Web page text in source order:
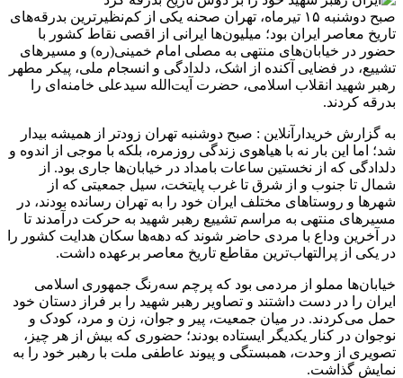
صبح دوشنبه ۱۵ تیرماه، تهران صحنه یکی از کم‌نظیرترین بدرقه‌های
تاریخ معاصر ایران بود؛ میلیون‌ها ایرانی از اقصی نقاط کشور با
حضور در خیابان‌های منتهی به مصلی امام خمینی(ره) و مسیرهای
تشییع، در فضایی آکنده از اشک، دلدادگی و انسجام ملی، پیکر مطهر
رهبر شهید انقلاب اسلامی، حضرت آیت‌الله سیدعلی خامنه‌ای را
بدرقه کردند.
به گزارش خریدارآنلاین : صبح دوشنبه‌ تهران زودتر از همیشه بیدار
شد؛ اما این بار نه با هیاهوی زندگی روزمره، بلکه با موجی از اندوه و
دلدادگی که از نخستین ساعات بامداد در خیابان‌ها جاری بود. از
شمال تا جنوب و از شرق تا غرب پایتخت، سیل جمعیتی که از
شهرها و روستاهای مختلف ایران خود را به تهران رسانده بودند، در
مسیرهای منتهی به مراسم تشییع رهبر شهید به حرکت درآمدند تا
در آخرین وداع با مردی حاضر شوند که دهه‌ها سکان هدایت کشور را
در یکی از پرالتهاب‌ترین مقاطع تاریخ معاصر برعهده داشت.
خیابان‌ها مملو از مردمی بود که پرچم سه‌رنگ جمهوری اسلامی
ایران را در دست داشتند و تصاویر رهبر شهید را بر فراز دستان خود
حمل می‌کردند. در میان جمعیت، پیر و جوان، زن و مرد، کودک و
نوجوان در کنار یکدیگر ایستاده بودند؛ حضوری که بیش از هر چیز،
تصویری از وحدت، همبستگی و پیوند عاطفی ملت با رهبر خود را به
نمایش گذاشت.